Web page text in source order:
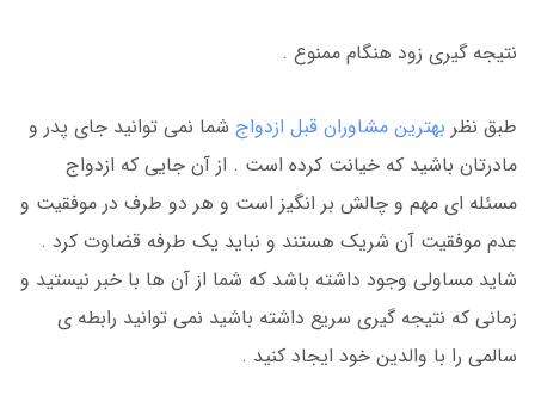
نتیجه گیری زود هنگام ممنوع .
طبق نظر بهترین مشاوران قبل ازدواج شما نمی توانید جای پدر و
مادرتان باشید که خیانت کرده است . از آن جایی که ازدواج
مسئله ای مهم و چالش بر انگیز است و هر دو طرف در موفقیت و
عدم موفقیت آن شریک هستند و نباید یک طرفه قضاوت کرد .
شاید مساولی وجود داشته باشد که شما از آن ها با خبر نیستید و
زمانی که نتیجه گیری سریع داشته باشید نمی توانید رابطه ی
سالمی را با والدین خود ایجاد کنید .